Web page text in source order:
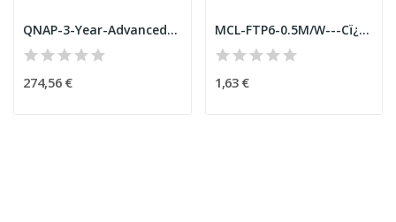
QNAP-3-Year-Advanced-Replacment-Service-For-TS-...
274,56 €
MCL-FTP6-0.5M/W---Cï¿½ble-CAT-6-RJ45-F/UTP---0....
1,63 €